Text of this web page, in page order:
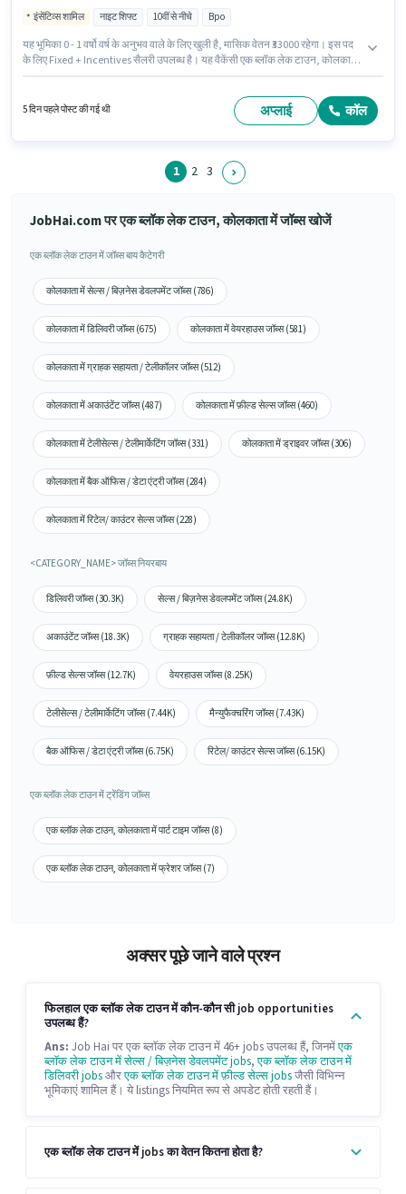
इंसेंटिव्स शामिल नाइट शिफ्ट 10वीं से नीचे Bpo
यह भूमिका 0 - 1 वर्षो वर्ष के अनुभव वाले के लिए खुली है, मासिक वेतन ₹33000 रहेगा। इस पद
के लिए Fixed + Incentives सैलरी उपलब्ध है। यह वैकेंसी एक ब्लॉक लेक टाउन, कोलकाता
working प्रति सप्ताह है। इस नौकरी के लिए 10वीं से नीचे योग्यता वाले उम्मीदवार आवेदन
5 दिन पहले पोस्ट की गई थी अप्लाई कॉल
1 2 3
JobHai.com पर एक ब्लॉक लेक टाउन, कोलकाता में जॉब्स खोजें
एक ब्लॉक लेक टाउन में जॉब्स बाय कैटेगरी
कोलकाता में सेल्स / बिज़नेस डेवलपमेंट जॉब्स (786)
कोलकाता में डिलिवरी जॉब्स (675) कोलकाता में वेयरहाउस जॉब्स (581)
कोलकाता में ग्राहक सहायता / टेलीकॉलर जॉब्स (512)
कोलकाता में अकाउंटेंट जॉब्स (487) कोलकाता में फ़ील्ड सेल्स जॉब्स (460)
कोलकाता में टेलीसेल्स / टेलीमार्केटिंग जॉब्स (331) कोलकाता में ड्राइवर जॉब्स (306)
कोलकाता में बैक ऑफिस / डेटा एंट्री जॉब्स (284)
कोलकाता में रिटेल/ काउंटर सेल्स जॉब्स (228)
<CATEGORY_NAME> जॉब्स नियरबाय
डिलिवरी जॉब्स (30.3K) सेल्स / बिज़नेस डेवलपमेंट जॉब्स (24.8K)
अकाउंटेंट जॉब्स (18.3K) ग्राहक सहायता / टेलीकॉलर जॉब्स (12.8K)
फ़ील्ड सेल्स जॉब्स (12.7K) वेयरहाउस जॉब्स (8.25K)
टेलीसेल्स / टेलीमार्केटिंग जॉब्स (7.44K) मैन्युफैक्चरिंग जॉब्स (7.43K)
बैक ऑफिस / डेटा एंट्री जॉब्स (6.75K) रिटेल/ काउंटर सेल्स जॉब्स (6.15K)
एक ब्लॉक लेक टाउन में ट्रेंडिंग जॉब्स
एक ब्लॉक लेक टाउन, कोलकाता में पार्ट टाइम जॉब्स (8)
एक ब्लॉक लेक टाउन, कोलकाता में फ्रेशर जॉब्स (7)
अक्सर पूछे जाने वाले प्रश्न
फिलहाल एक ब्लॉक लेक टाउन में कौन-कौन सी job opportunities
उपलब्ध हैं?
Ans: Job Hai पर एक ब्लॉक लेक टाउन में 46+ jobs उपलब्ध हैं, जिनमेंएक
ब्लॉक लेक टाउन में सेल्स / बिज़नेस डेवलपमेंट jobs,एक ब्लॉक लेक टाउन में
डिलिवरी jobsऔरएक ब्लॉक लेक टाउन में फ़ील्ड सेल्स jobsजैसी विभिन्न
भूमिकाएं शामिल हैं। ये listings नियमित रूप से अपडेट होती रहती हैं।
एक ब्लॉक लेक टाउन में jobs का वेतन कितना होता है?